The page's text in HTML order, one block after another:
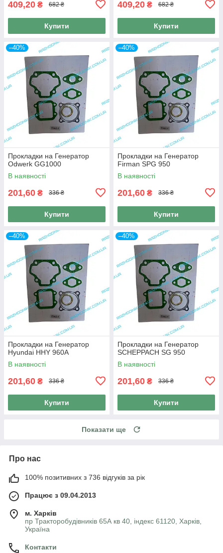
409,20 ₴ 682 ₴
Купити
409,20 ₴ 682 ₴
Купити
–40%
Прокладки на Генератор
Odwerk GG1000
В наявності
201,60 ₴ 336 ₴
Купити
–40%
Прокладки на Генератор
Firman SPG 950
В наявності
201,60 ₴ 336 ₴
Купити
–40%
Прокладки на Генератор
Hyundai HHY 960A
В наявності
201,60 ₴ 336 ₴
Купити
–40%
Прокладки на Генератор
SCHEPPACH SG 950
В наявності
201,60 ₴ 336 ₴
Купити
Показати ще
Про нас
100% позитивних з 736 відгуків за рік
Працює з 09.04.2013
м. Харків
пр Тракторобудівників 65А кв 40, індекс 61120, Харків,
Україна
Контакти